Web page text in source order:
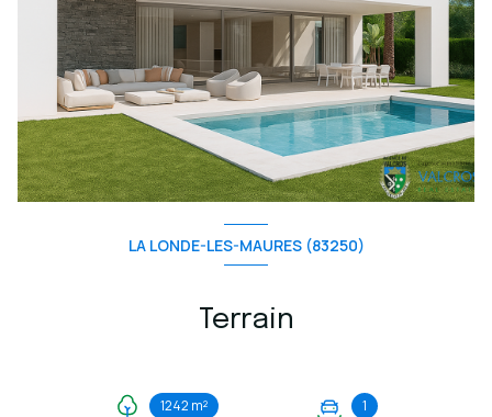
LA LONDE-LES-MAURES (83250)
Terrain
1242 m² 1